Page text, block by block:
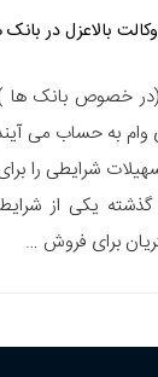
بالاعزل در بانک
(در خصوص بانک ها
وام به حساب می
شرایطی را
یکی از
برای فروش …